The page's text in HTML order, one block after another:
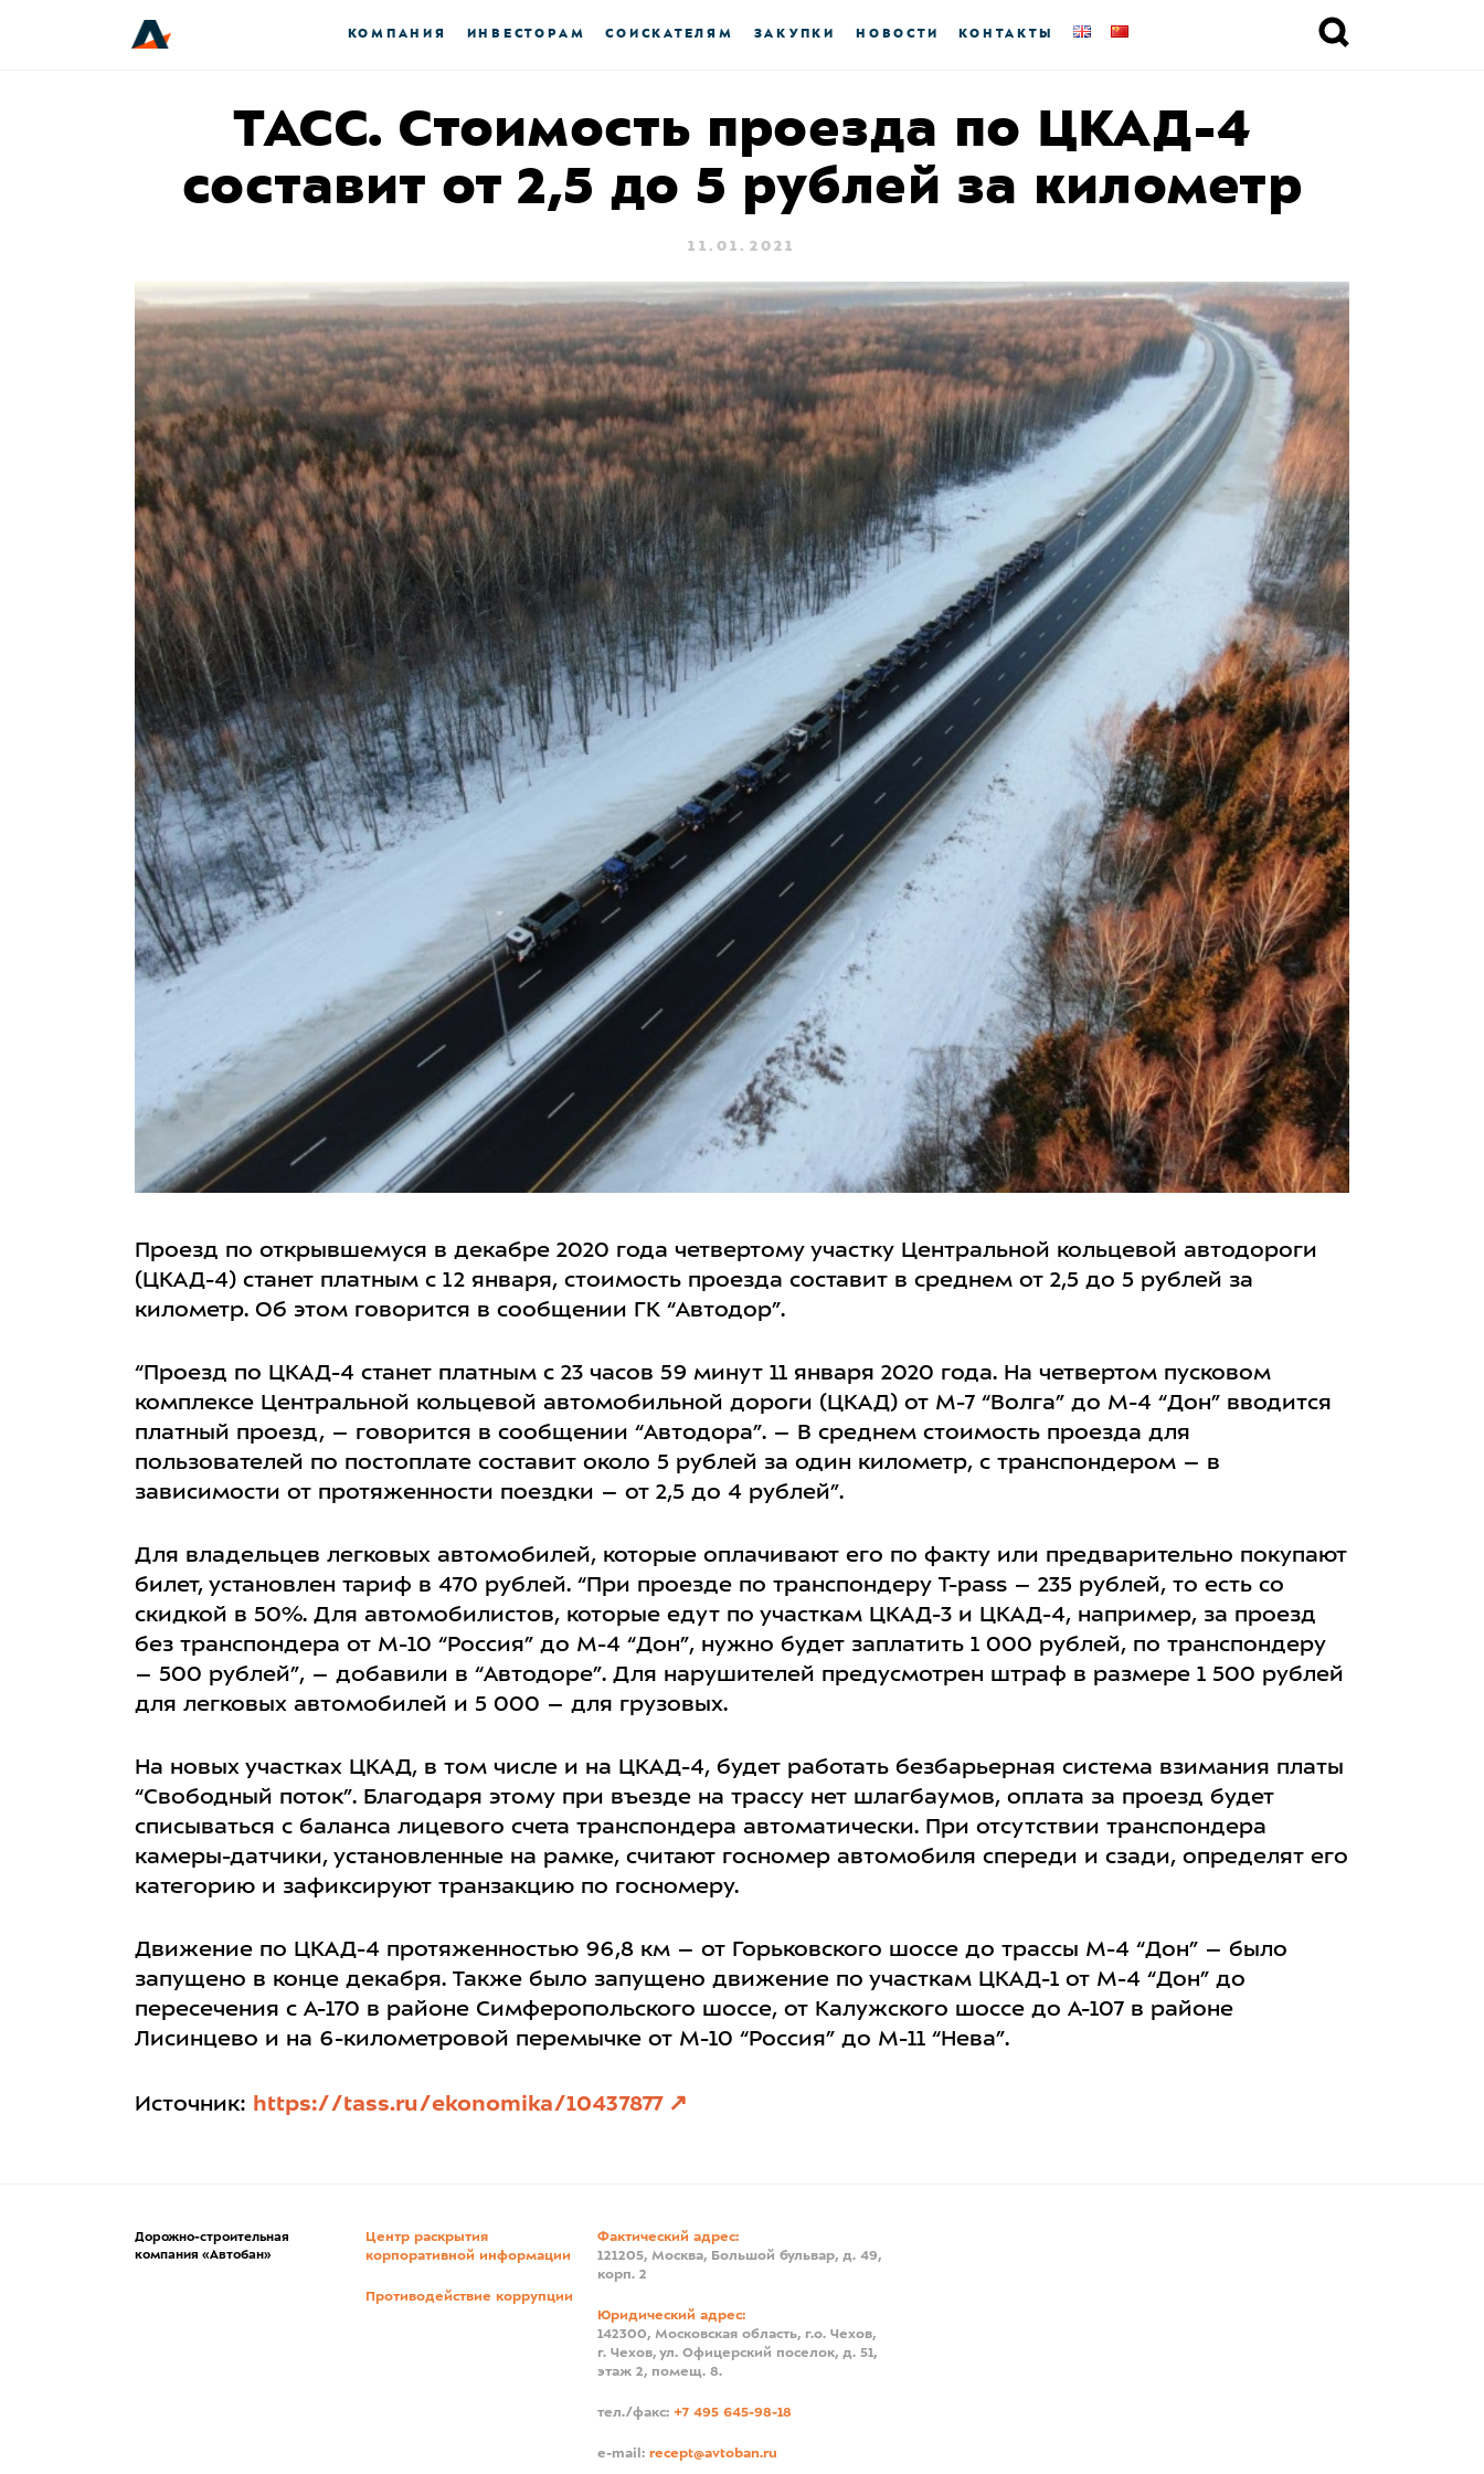
КОМПАНИЯ ИНВЕСТОРАМ СОИСКАТЕЛЯМ ЗАКУПКИ НОВОСТИ КОНТАКТЫ
ТАСС. Стоимость проезда по ЦКАД-4
составит от 2,5 до 5 рублей за километр
11.01.2021
Проезд по открывшемуся в декабре 2020 года четвертому участку Центральной кольцевой автодороги
(ЦКАД-4) станет платным с 12 января, стоимость проезда составит в среднем от 2,5 до 5 рублей за
километр. Об этом говорится в сообщении ГК “Автодор”.
“Проезд по ЦКАД-4 станет платным с 23 часов 59 минут 11 января 2020 года. На четвертом пусковом
комплексе Центральной кольцевой автомобильной дороги (ЦКАД) от М-7 “Волга” до М-4 “Дон” вводится
платный проезд, – говорится в сообщении “Автодора”. – В среднем стоимость проезда для
пользователей по постоплате составит около 5 рублей за один километр, с транспондером – в
зависимости от протяженности поездки – от 2,5 до 4 рублей”.
Для владельцев легковых автомобилей, которые оплачивают его по факту или предварительно покупают
билет, установлен тариф в 470 рублей. “При проезде по транспондеру Т-pass – 235 рублей, то есть со
скидкой в 50%. Для автомобилистов, которые едут по участкам ЦКАД-3 и ЦКАД-4, например, за проезд
без транспондера от М-10 “Россия” до М-4 “Дон”, нужно будет заплатить 1 000 рублей, по транспондеру
– 500 рублей”, – добавили в “Автодоре”. Для нарушителей предусмотрен штраф в размере 1 500 рублей
для легковых автомобилей и 5 000 – для грузовых.
На новых участках ЦКАД, в том числе и на ЦКАД-4, будет работать безбарьерная система взимания платы
“Свободный поток”. Благодаря этому при въезде на трассу нет шлагбаумов, оплата за проезд будет
списываться с баланса лицевого счета транспондера автоматически. При отсутствии транспондера
камеры-датчики, установленные на рамке, считают госномер автомобиля спереди и сзади, определят его
категорию и зафиксируют транзакцию по госномеру.
Движение по ЦКАД-4 протяженностью 96,8 км – от Горьковского шоссе до трассы М-4 “Дон” – было
запущено в конце декабря. Также было запущено движение по участкам ЦКАД-1 от М-4 “Дон” до
пересечения с А-170 в районе Симферопольского шоссе, от Калужского шоссе до А-107 в районе
Лисинцево и на 6-километровой перемычке от М-10 “Россия” до М-11 “Нева”.
Источник: https://tass.ru/ekonomika/10437877
Дорожно-строительная
компания «Автобан»
Центр раскрытия
корпоративной информации
Противодействие коррупции
Фактический адрес:
121205, Москва, Большой бульвар, д. 49,
корп. 2
Юридический адрес:
142300, Московская область, г.о. Чехов,
г. Чехов, ул. Офицерский поселок, д. 51,
этаж 2, помещ. 8.
тел./факс: +7 495 645-98-18
e-mail: recept@avtoban.ru